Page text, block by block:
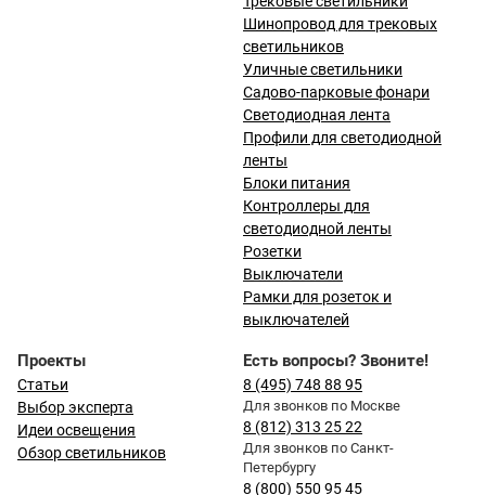
Шинопровод для трековых
светильников
Уличные светильники
Садово-парковые фонари
Светодиодная лента
Профили для светодиодной
ленты
Блоки питания
Контроллеры для
светодиодной ленты
Розетки
Выключатели
Рамки для розеток и
выключателей
Проекты
Статьи
Выбор эксперта
Идеи освещения
Обзор светильников
Есть вопросы? Звоните!
8 (495) 748 88 95
Для звонков по Москве
8 (812) 313 25 22
Для звонков по Санкт-
Петербургу
8 (800) 550 95 45